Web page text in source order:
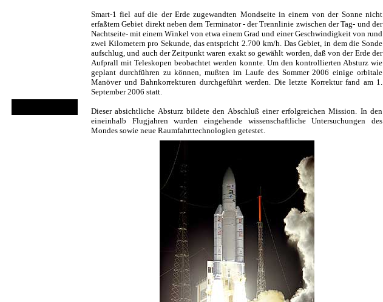
Smart-1 fiel auf die der Erde zugewandten Mondseite in einem von der Sonne nicht
erfaßtem Gebiet direkt neben dem Terminator - der Trennlinie zwischen der Tag- und der
Nachtseite- mit einem Winkel von etwa einem Grad und einer Geschwindigkeit von rund
zwei Kilometern pro Sekunde, das entspricht 2.700 km/h. Das Gebiet, in dem die Sonde
aufschlug, und auch der Zeitpunkt waren exakt so gewählt worden, daß von der Erde der
Aufprall mit Teleskopen beobachtet werden konnte. Um den kontrollierten Absturz wie
geplant durchführen zu können, mußten im Laufe des Sommer 2006 einige orbitale
Manöver und Bahnkorrekturen durchgeführt werden. Die letzte Korrektur fand am 1.
September 2006 statt.
Dieser absichtliche Absturz bildete den Abschluß einer erfolgreichen Mission. In den
eineinhalb Flugjahren wurden eingehende wissenschaftliche Untersuchungen des
Mondes sowie neue Raumfahrttechnologien getestet.